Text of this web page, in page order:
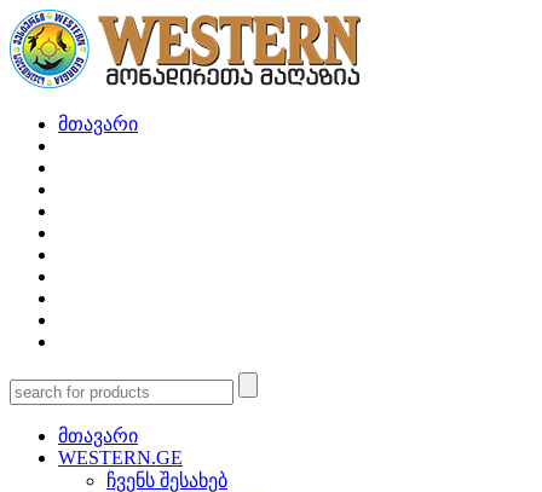
მთავარი
მთავარი
WESTERN.GE
ჩვენს შესახებ